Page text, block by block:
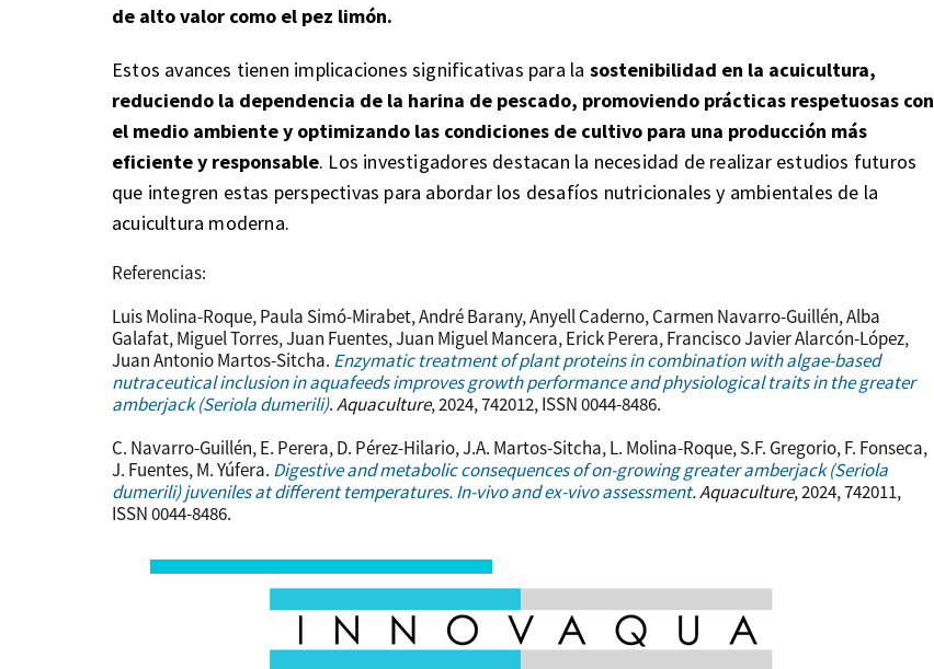
de alto valor como el pez limón.
Estos avances tienen implicaciones significativas para la sostenibilidad en la acuicultura,
reduciendo la dependencia de la harina de pescado, promoviendo prácticas respetuosas con
el medio ambiente y optimizando las condiciones de cultivo para una producción más
eficiente y responsable. Los investigadores destacan la necesidad de realizar estudios futuros
que integren estas perspectivas para abordar los desafíos nutricionales y ambientales de la
acuicultura moderna.
Referencias:
Luis Molina-Roque, Paula Simó-Mirabet, André Barany, Anyell Caderno, Carmen Navarro-Guillén, Alba
Galafat, Miguel Torres, Juan Fuentes, Juan Miguel Mancera, Erick Perera, Francisco Javier Alarcón-López,
Juan Antonio Martos-Sitcha. Enzymatic treatment of plant proteins in combination with algae-based
nutraceutical inclusion in aquafeeds improves growth performance and physiological traits in the greater
amberjack (Seriola dumerili).Aquaculture, 2024, 742012, ISSN 0044-8486.
C. Navarro-Guillén, E. Perera, D. Pérez-Hilario, J.A. Martos-Sitcha, L. Molina-Roque, S.F. Gregorio, F. Fonseca,
J. Fuentes, M. Yúfera. Digestive and metabolic consequences of on-growing greater amberjack (Seriola
dumerili) juveniles at different temperatures. In-vivo and ex-vivo assessment.Aquaculture, 2024, 742011,
ISSN 0044-8486.